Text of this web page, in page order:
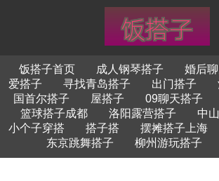
饭搭子首页 成人钢琴搭子 婚后
爱搭子
寻找青岛搭子 出门搭子
国首尔搭子
屋搭子 09聊天搭子
篮球搭子成都
洛阳露营搭子 中
小个子穿搭
搭子搭 摆摊搭子上海
东京跳舞搭子
柳州游玩搭子